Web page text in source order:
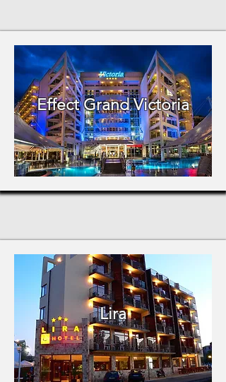
Effect Grand Victoria
Lira